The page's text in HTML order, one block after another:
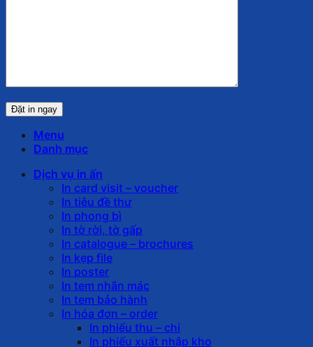
Menu
Danh mục
Dịch vụ in ấn
In card visit – voucher
In tiêu đề thư
In phong bì
In tờ rời, tờ gấp
In catalogue – brochures
In kẹp file
In poster
In tem nhãn mác
In tem bảo hành
In hóa đơn – order
In phiếu thu – chi
In phiếu xuất nhập kho